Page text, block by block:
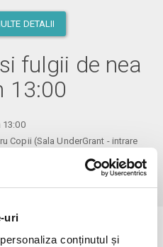
uri
conținutul și
DETALII
fulgii de nea
13:00
13:00
Copii (Sala UnderGrant - intrare